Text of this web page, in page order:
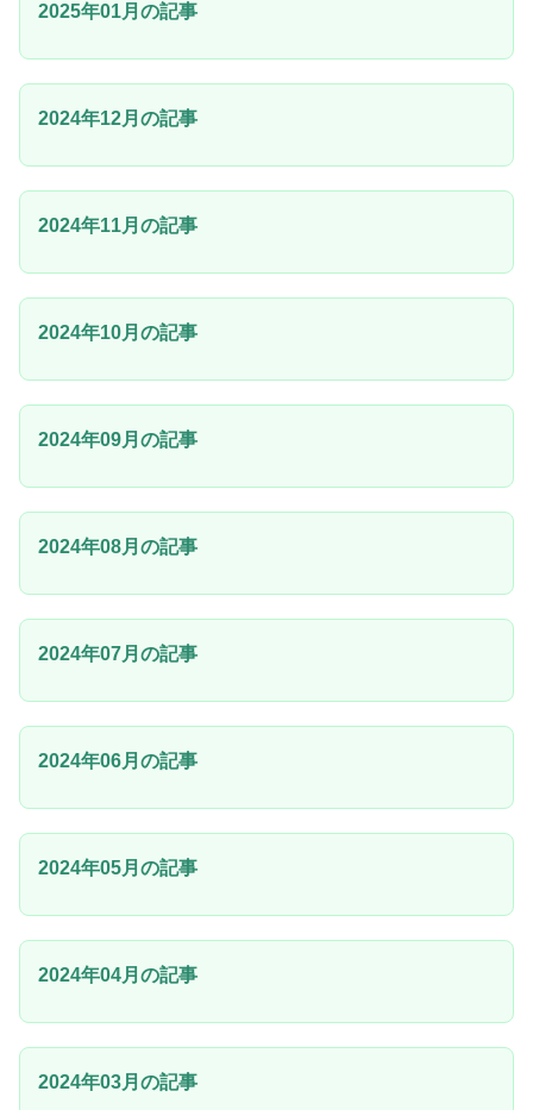
2025年01月の記事
2024年12月の記事
2024年11月の記事
2024年10月の記事
2024年09月の記事
2024年08月の記事
2024年07月の記事
2024年06月の記事
2024年05月の記事
2024年04月の記事
2024年03月の記事